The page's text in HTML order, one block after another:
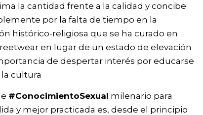
la cantidad frente a la calidad y concibe
por la falta de tiempo en la
histórico-religiosa que se ha curado en
en lugar de un estado de elevación
de despertar interés por educarse
cultura
#ConocimientoSexual milenario para
y mejor practicada es, desde el principio